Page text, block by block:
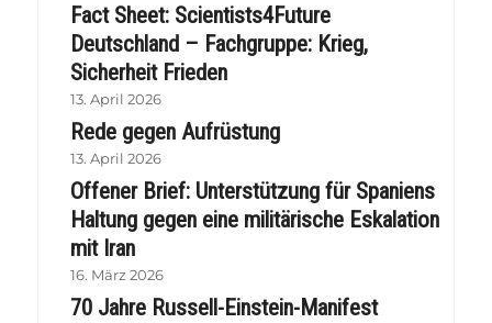
Fact Sheet: Scientists4Future
Deutschland – Fachgruppe: Krieg,
Sicherheit Frieden
13. April 2026
Rede gegen Aufrüstung
13. April 2026
Offener Brief: Unterstützung für Spaniens
Haltung gegen eine militärische Eskalation
mit Iran
16. März 2026
70 Jahre Russell-Einstein-Manifest